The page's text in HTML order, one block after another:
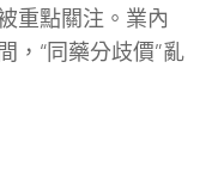
重點關注。業內
，“同藥分歧價”亂